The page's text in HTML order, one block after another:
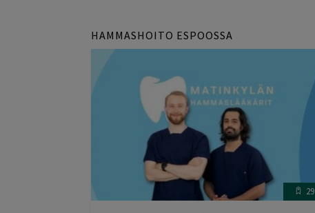
HAMMASHOITO ESPOOSSA
29